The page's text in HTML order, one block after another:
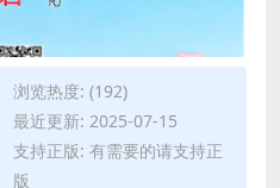
浏览热度: (192)
最近更新: 2025-07-15
支持正版: 有需要的请支持正
版